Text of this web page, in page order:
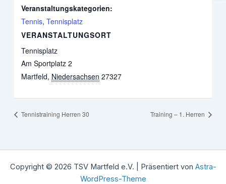
Veranstaltungskategorien:
Tennis,Tennisplatz
VERANSTALTUNGSORT
Tennisplatz
Am Sportplatz 2
Martfeld, Niedersachsen 27327
Tennistraining Herren 30 Training – 1. Herren
Copyright © 2026 TSV Martfeld e.V. | Präsentiert von Astra-
WordPress-Theme